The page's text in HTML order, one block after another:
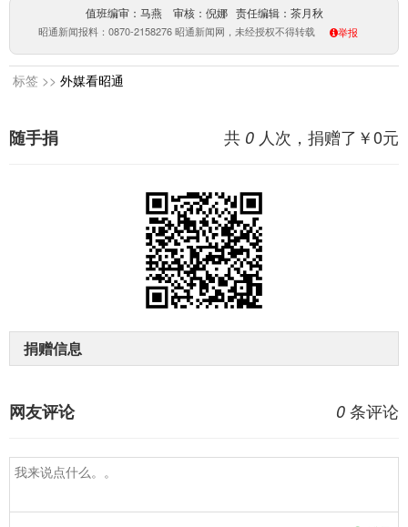
值班编审：马燕 审核：倪娜 责任编辑：茶月秋
昭通新闻报料：0870-2158276 昭通新闻网，未经授权不得转载 举报
标签 >> 外媒看昭通
共 0 人次，捐赠了￥0元
随手捐
捐赠信息
0 条评论
网友评论